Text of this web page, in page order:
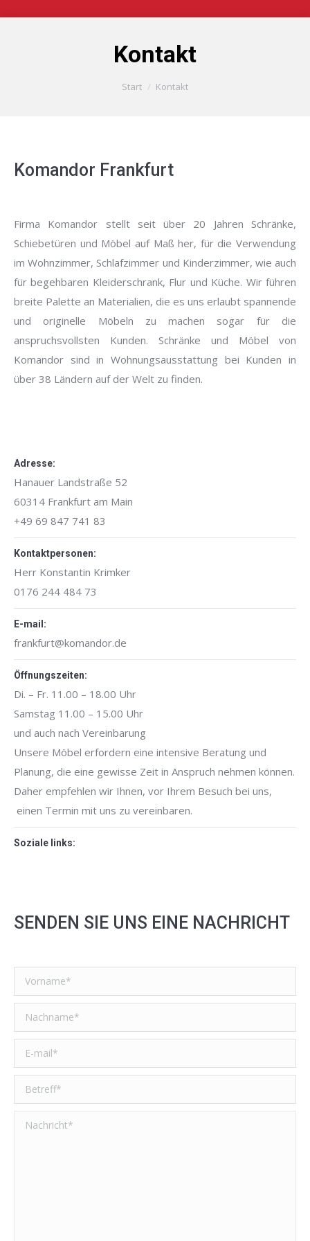
Kontakt
Start Kontakt
Komandor Frankfurt
Firma Komandor stellt seit über 20 Jahren Schränke,
Schiebetüren und Möbel auf Maß her, für die Verwendung
im Wohnzimmer, Schlafzimmer und Kinderzimmer, wie auch
für begehbaren Kleiderschrank, Flur und Küche. Wir führen
breite Palette an Materialien, die es uns erlaubt spannende
und originelle Möbeln zu machen sogar für die
anspruchsvollsten Kunden. Schränke und Möbel von
Komandor sind in Wohnungsausstattung bei Kunden in
über 38 Ländern auf der Welt zu finden.
Adresse:
Hanauer Landstraße 52
60314 Frankfurt am Main
+49 69 847 741 83
Kontaktpersonen:
Herr Konstantin Krimker
0176 244 484 73
E-mail:
frankfurt@komandor.de
Öffnungszeiten:
Di. – Fr. 11.00 – 18.00 Uhr
Samstag 11.00 – 15.00 Uhr
und auch nach Vereinbarung
Unsere Möbel erfordern eine intensive Beratung und
Planung, die eine gewisse Zeit in Anspruch nehmen können.
Daher empfehlen wir Ihnen, vor Ihrem Besuch bei uns,
einen Termin mit uns zu vereinbaren.
Soziale links:
SENDEN SIE UNS EINE NACHRICHT